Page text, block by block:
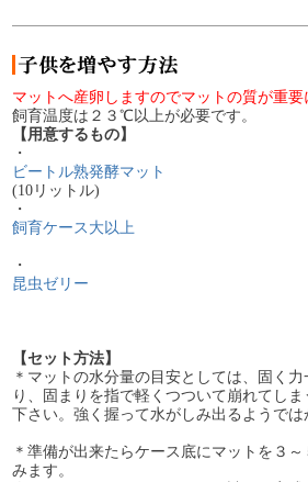
マットへ産卵しますのでマットの質が重要
飼育温度は２３℃以上が必要です。
【用意するもの】
・
ビートル熟発酵マット
(10リットル)
・
飼育ケース大以上
・
昆虫ゼリー
【セット方法】
＊マットの水分量の目安としては、固く
り、固まりを指で軽くつついて崩れてし
下さい。強く握って水がしみ出るようでは
＊準備が出来たらケース底にマットを３
みます。